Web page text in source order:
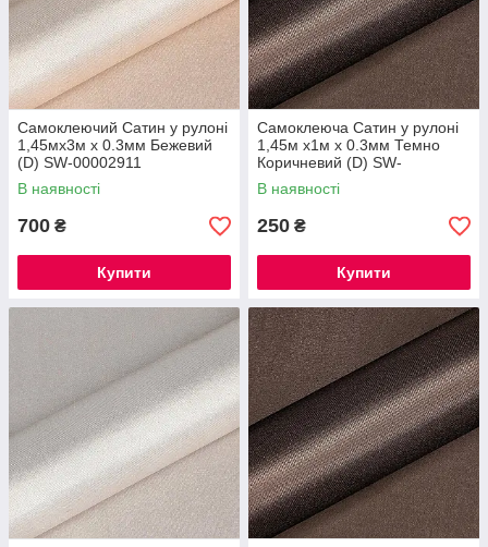
Самоклеючий Сатин у рулоні
1,45мх3м х 0.3мм Бежевий
(D) SW-00002911
В наявності
700 ₴
Купити
Самоклеюча Сатин у рулоні
1,45м х1м х 0.3мм Темно
Коричневий (D) SW-
00002914
В наявності
250 ₴
Купити